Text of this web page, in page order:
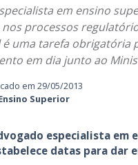
em ensino
processos
é uma tarefa obrigatória
em dia junto ao
em 29/05/2013
Superior
especialista em
datas para dar